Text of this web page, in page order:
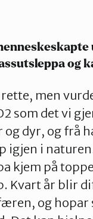
og
rette, men
som det vi
og dyr, og frå
igjen i
kjem på
Kvart år blir
og hopar